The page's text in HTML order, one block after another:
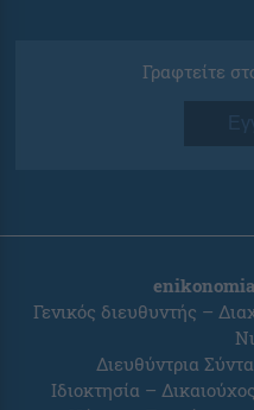
Γραφτείτε
Γενικός διευθυντής –
Διευθύντρια
Ιδιοκτησία –